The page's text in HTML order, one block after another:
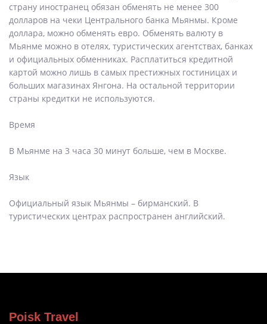
страну иностранец обязан обменять не менее 300
долларов на чеки Центрального банка Мьянмы. Кроме
доллара, можно обменять евро. Обменять валюту в
Мьянме можно в отелях, туристических агентствах, банках
и официальных обменниках. Расплатиться кредитной
картой можно лишь в самых престижных гостиницах и
больших магазинах Янгона. На остальной территории
страны кредитки не используются.
Время
В Мьянме на 3 часа 30 минут больше, чем в Москве.
Язык
Официальный язык Мьянмы – бирманский. В
туристических центрах распространен английский.
Poisk Travel